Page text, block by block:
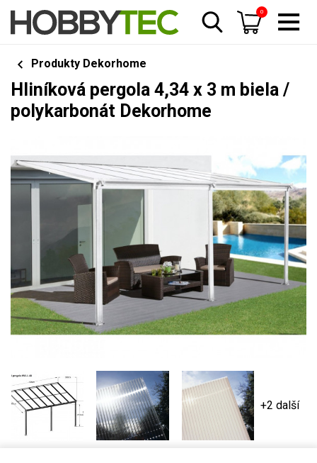
0
Produkty Dekorhome
Hliníková pergola 4,34 x 3 m biela /
polykarbonát Dekorhome
+2 další